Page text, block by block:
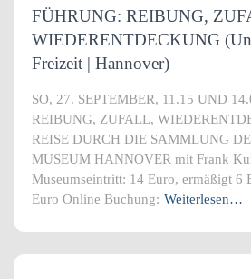
FÜHRUNG: REIBUNG,
WIEDERENTDECKUNG
Freizeit | Hannover)
SO, 27. SEPTEMBER, 11.15 UND
REIBUNG, ZUFALL,
REISE DURCH DIE SAMMLUNG
MUSEUM HANNOVER mit Frank
Museumseintritt: 14 Euro, ermäßigt 6
Euro Online Buchung: Weiterlesen…